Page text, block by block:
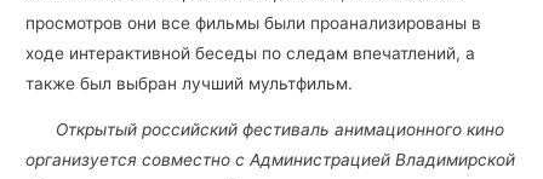
просмотров они все фильмы были проанализированы в
ходе интерактивной беседы по следам впечатлений, а
также был выбран лучший мультфильм.
Открытый российский фестиваль анимационного кино
организуется совместно с Администрацией Владимирской